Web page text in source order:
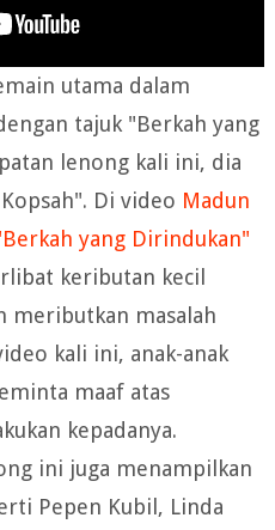
utama dalam
tajuk "Berkah yang
lenong kali ini, dia
Di video Madun
yang Dirindukan"
keributan kecil
meributkan masalah
kali ini, anak-anak
maaf atas
kepadanya.
ini juga menampilkan
Pepen Kubil, Linda